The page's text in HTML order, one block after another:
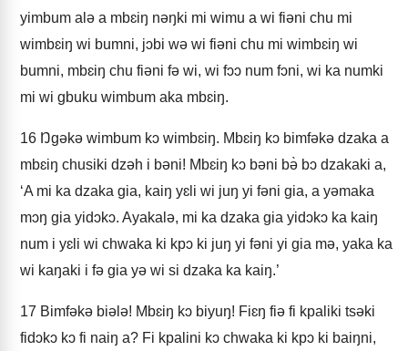
yimbum alə a mbɛiŋ nəŋki mi wimu a wi fiəni chu mi
wimbɛiŋ wi bumni, jɔbi wə wi fiəni chu mi wimbɛiŋ wi
bumni, mbɛiŋ chu fiəni fə wi, wi fɔɔ num fɔni, wi ka numki
mi wi gbuku wimbum aka mbɛiŋ.
16 Ŋgəkə wimbum kɔ wimbɛiŋ. Mbɛiŋ kɔ bimfəkə dzaka a
mbɛiŋ chusiki dzəh i bəni! Mbɛiŋ kɔ bəni bə̀ bɔ dzakaki a,
‘A mi ka dzaka gia, kaiŋ yɛli wi juŋ yi fəni gia, a yəmaka
mɔŋ gia yidɔkɔ. Ayakalə, mi ka dzaka gia yidɔkɔ ka kaiŋ
num i yɛli wi chwaka ki kpɔ ki juŋ yi fəni yi gia mə, yaka ka
wi kaŋaki i fə gia yə wi si dzaka ka kaiŋ.’
17 Bimfəkə biələ! Mbɛiŋ kɔ biyuŋ! Fiɛŋ fiə fi kpaliki tsəki
fidɔkɔ kɔ fi naiŋ a? Fi kpalini kɔ chwaka ki kpɔ ki baiŋni,